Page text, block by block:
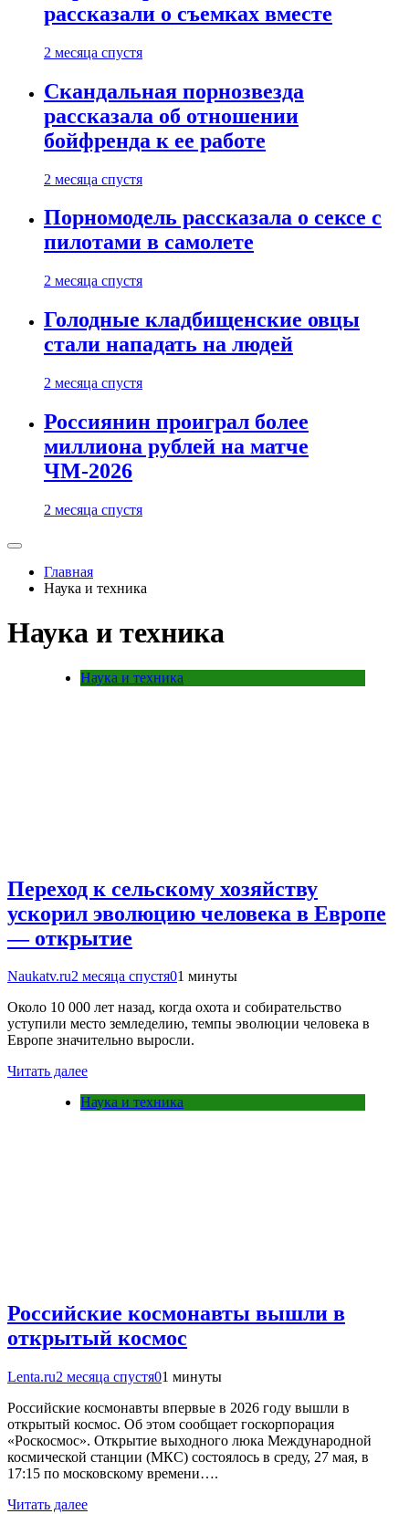
рассказали о съемках вместе
2 месяца спустя
Скандальная порнозвезда
рассказала об отношении
бойфренда к ее работе
2 месяца спустя
Порномодель рассказала о сексе с
пилотами в самолете
2 месяца спустя
Голодные кладбищенские овцы
стали нападать на людей
2 месяца спустя
Россиянин проиграл более
миллиона рублей на матче
ЧМ-2026
2 месяца спустя
Главная
Наука и техника
Наука и техника
Наука и техника
Переход к сельскому хозяйству
ускорил эволюцию человека в Европе
— открытие
Naukatv.ru2 месяца спустя01 минуты
Около 10 000 лет назад, когда охота и собирательство
уступили место земледелию, темпы эволюции человека в
Европе значительно выросли.
Читать далее
Наука и техника
Российские космонавты вышли в
открытый космос
Lenta.ru2 месяца спустя01 минуты
Российские космонавты впервые в 2026 году вышли в
открытый космос. Об этом сообщает госкорпорация
«Роскосмос». Открытие выходного люка Международной
космической станции (МКС) состоялось в среду, 27 мая, в
17:15 по московскому времени….
Читать далее